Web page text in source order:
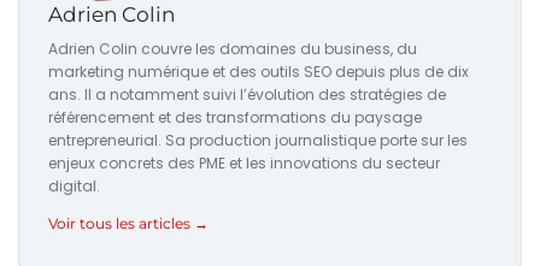
Adrien Colin
Adrien Colin couvre les domaines du business, du
marketing numérique et des outils SEO depuis plus de dix
ans. Il a notamment suivi l’évolution des stratégies de
référencement et des transformations du paysage
entrepreneurial. Sa production journalistique porte sur les
enjeux concrets des PME et les innovations du secteur
digital.
Voir tous les articles →